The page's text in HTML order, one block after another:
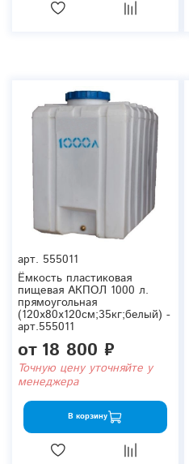
арт. 555011
Ёмкость пластиковая
пищевая АКПОЛ 1000 л.
прямоугольная
(120x80x120см;35кг;белый) -
арт.555011
от 18 800 ₽
Точную цену уточняйте у
менеджера
В корзину